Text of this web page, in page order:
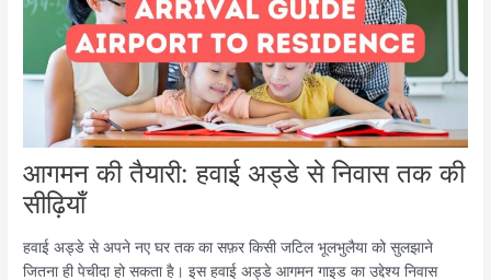
आगमन की तैयारी: हवाई अड्डे से निवास तक की
सीढ़ियाँ
हवाई अड्डे से अपने नए घर तक का सफ़र किसी जटिल भूलभुलैया को सुलझाने
जितना ही पेचीदा हो सकता है। इस हवाई अड्डे आगमन गाइड का उद्देश्य निवास